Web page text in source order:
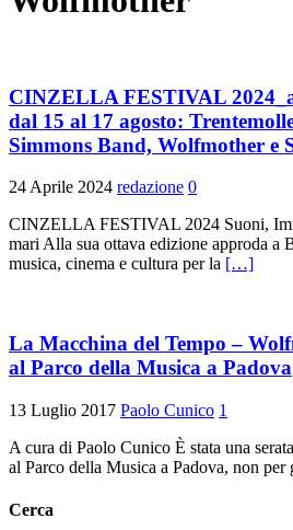
CINZELLA FESTIVAL
dal 15 al 17 agosto:
Simmons Band, Wolfmother e
24 Aprile 2024 redazione 0
CINZELLA FESTIVAL 2024 Suoni,
mari Alla sua ottava edizione approda a
musica, cinema e cultura per la […]
La Macchina del Tempo –
al Parco della Musica a Padova
13 Luglio 2017 Paolo Cunico 1
A cura di Paolo Cunico È stata una
al Parco della Musica a Padova, non
Cerca